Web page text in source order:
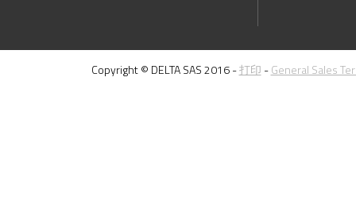
Copyright © DELTA SAS 2016 -打印 -General Sales